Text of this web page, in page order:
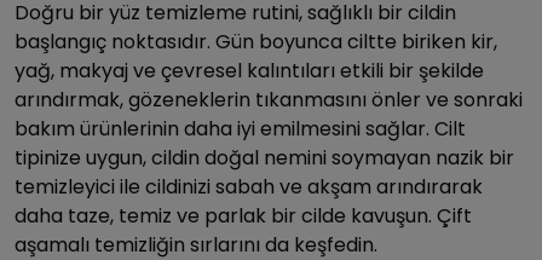
Doğru bir yüz temizleme rutini, sağlıklı bir cildin
başlangıç noktasıdır. Gün boyunca ciltte biriken kir,
yağ, makyaj ve çevresel kalıntıları etkili bir şekilde
arındırmak, gözeneklerin tıkanmasını önler ve sonraki
bakım ürünlerinin daha iyi emilmesini sağlar. Cilt
tipinize uygun, cildin doğal nemini soymayan nazik bir
temizleyici ile cildinizi sabah ve akşam arındırarak
daha taze, temiz ve parlak bir cilde kavuşun. Çift
aşamalı temizliğin sırlarını da keşfedin.